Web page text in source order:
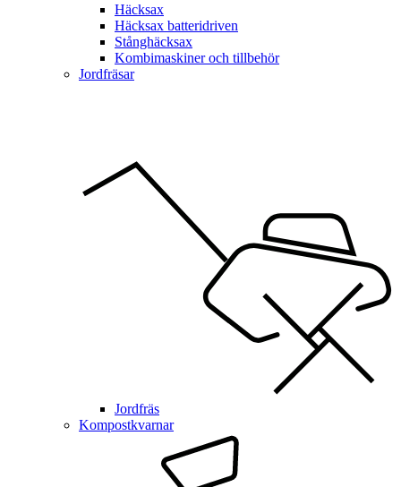
Häcksax
Häcksax batteridriven
Stånghäcksax
Kombimaskiner och tillbehör
Jordfräsar
Jordfräs
Kompostkvarnar